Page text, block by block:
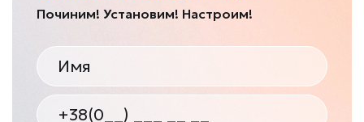
Починим! Установим! Настроим!